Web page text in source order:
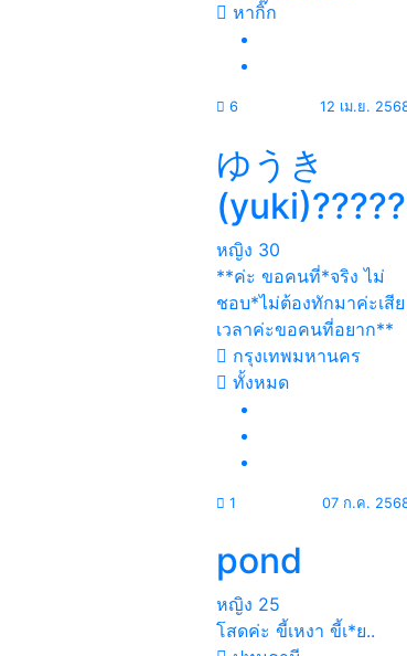
หากิ๊ก
6 12 เม.ย.
ゆうき
หญิง 30
**ค่ะ ขอคนที่*จริง ไม่
ชอบ*ไม่ต้องทักมาค่ะเสีย
เวลาค่ะขอคนที่อยาก**
กรุงเทพมหานคร
ทั้งหมด
1 07 ก.ค.
pond
หญิง 25
โสดค่ะ ขี้เหงา ขี้เ*ย..